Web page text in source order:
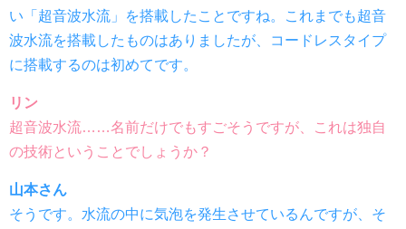
い「超音波水流」を搭載したことですね。これまでも超音
波水流を搭載したものはありましたが、コードレスタイプ
に搭載するのは初めてです。
リン
超音波水流……名前だけでもすごそうですが、これは独自
の技術ということでしょうか？
山本さん
そうです。水流の中に気泡を発生させているんですが、そ